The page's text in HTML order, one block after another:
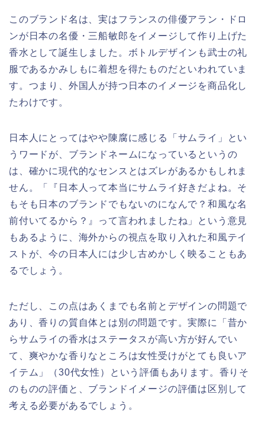
このブランド名は、実はフランスの俳優アラン・ドロ
ンが日本の名優・三船敏郎をイメージして作り上げた
香水として誕生しました。ボトルデザインも武士の礼
服であるかみしもに着想を得たものだといわれていま
す。つまり、外国人が持つ日本のイメージを商品化し
たわけです。
日本人にとってはやや陳腐に感じる「サムライ」とい
うワードが、ブランドネームになっているというの
は、確かに現代的なセンスとはズレがあるかもしれま
せん。「『日本人って本当にサムライ好きだよね。そ
もそも日本のブランドでもないのになんで？和風な名
前付いてるから？』って言われましたね」という意見
もあるように、海外からの視点を取り入れた和風テイ
ストが、今の日本人には少し古めかしく映ることもあ
るでしょう。
ただし、この点はあくまでも名前とデザインの問題で
あり、香りの質自体とは別の問題です。実際に「昔か
らサムライの香水はステータスが高い方が好んでい
て、爽やかな香りなところは女性受けがとても良いア
イテム」（30代女性）という評価もあります。香りそ
のものの評価と、ブランドイメージの評価は区別して
考える必要があるでしょう。